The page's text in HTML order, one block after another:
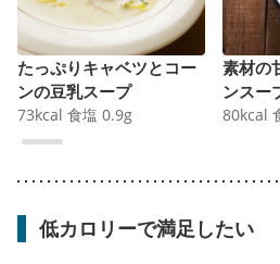
たっぷりキャベツとコー
ンの豆乳スープ
73kcal 食塩 0.9g
素材の
ンスー
80kcal
低カロリーで満足したい